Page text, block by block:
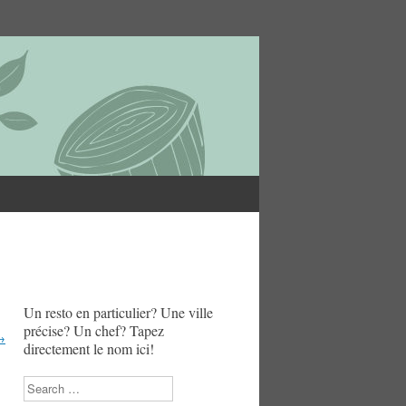
Un resto en particulier? Une ville
précise? Un chef? Tapez
directement le nom ici!
Search